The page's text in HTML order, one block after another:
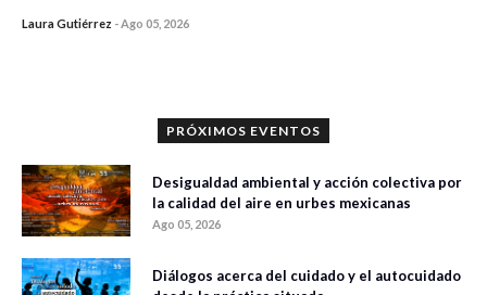
Laura Gutiérrez -Ago 05, 2026
PRÓXIMOS EVENTOS
Desigualdad ambiental y acción colectiva por
la calidad del aire en urbes mexicanas
Ago 05, 2026
Diálogos acerca del cuidado y el autocuidado